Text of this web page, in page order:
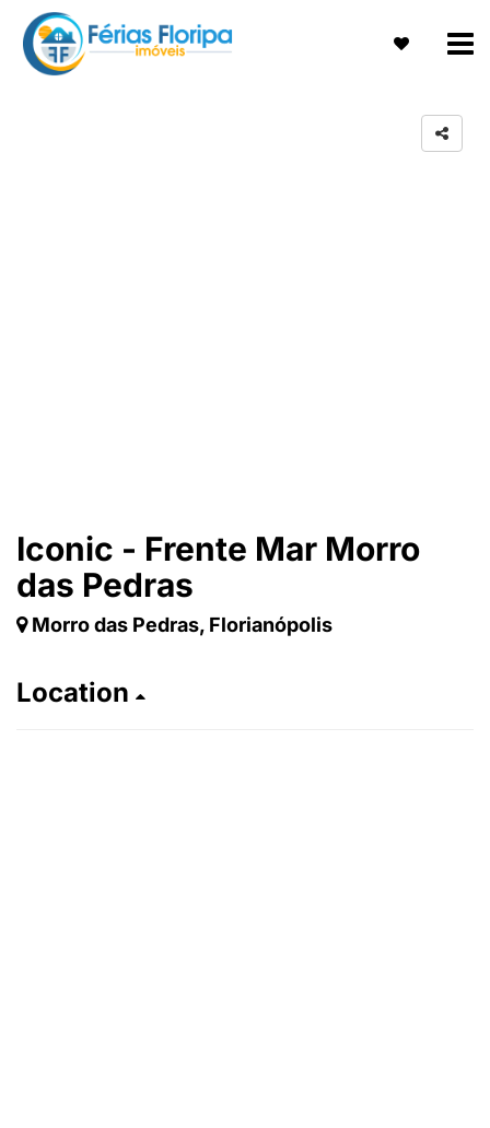
Iconic - Frente Mar Morro
das Pedras
Morro das Pedras, Florianópolis
Location